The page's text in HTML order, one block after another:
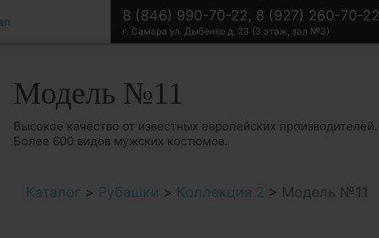
8 (846) 990-70-22, 8 (927) 260-70-22
г. Самара ул. Дыбенко д. 23 (3 этаж, зал №3)
Модель №11
Высокое качество от известных европейских производителей.
Более 600 видов мужских костюмов.
Каталог > Рубашки > Коллекция 2 > Модель №11